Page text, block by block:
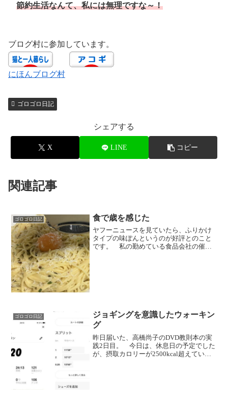
節約生活なんて、私には無理ですな～！
ブログ村に参加しています。
にほんブログ村
ゴロゴロ日記
シェアする
X LINE コピー
関連記事
ゴロゴロ日記 食で歳を感じた
ヤフーニュースを見ていたら、ふりかけ
タイプの味ぽんというのが好評とのこと
です。 私の勤めている食品会社の催し
ゴロゴロ日記
ジョギングを意識したウォーキン
グ
昨日届いた、高橋尚子のDVD教則本の実
践2日目。 今日は、休息日の予定でした
が、摂取カロリーが2500kcal超えていた